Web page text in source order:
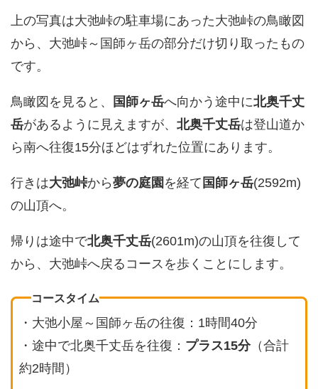
上の写真は大弛峠の駐車場にあった大弛峠の鳥瞰図
から、大弛峠～国師ヶ岳の部分だけ切り取ったもの
です。
鳥瞰図を見ると、 国師ヶ岳へ向かう途中に北奥千丈
岳があるように見えますが、 北奥千丈岳は登山道か
ら南へ往復15分ほどはずれた位置にあります。
行きは大弛峠から夢の庭園 を経て 国師ヶ岳(2592m)
の山頂へ。
帰りは途中で北奥千丈岳(2601m)の山頂を往復して
から、大弛峠へ戻るコースを歩くことにします。
コースタイム
・大弛小屋～国師ヶ岳の往復：1時間40分
・途中で北奥千丈岳を往復： プラス15分（合計
約2時間）